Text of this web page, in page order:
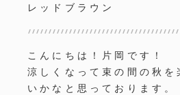
レッドブラウン
こんにちは！片岡です！
涼しくなって束の間の秋を
いかなと思っております。